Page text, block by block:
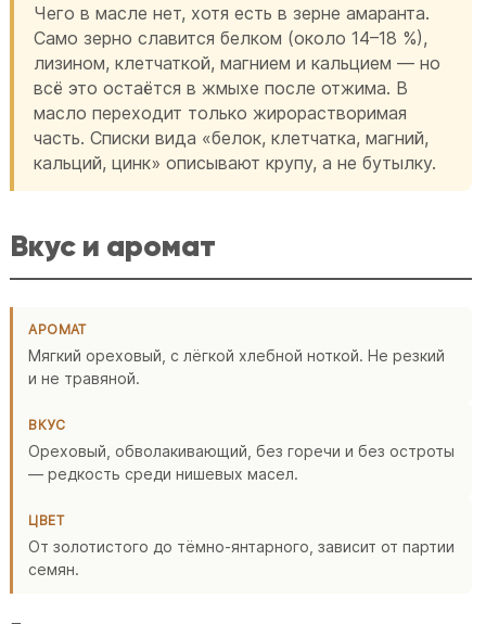
Чего в масле нет, хотя есть в зерне амаранта.
Само зерно славится белком (около 14–18 %),
лизином, клетчаткой, магнием и кальцием — но
всё это остаётся в жмыхе после отжима. В
масло переходит только жирорастворимая
часть. Списки вида «белок, клетчатка, магний,
кальций, цинк» описывают крупу, а не бутылку.
Вкус и аромат
АРОМАТ
Мягкий ореховый, с лёгкой хлебной ноткой. Не резкий
и не травяной.
ВКУС
Ореховый, обволакивающий, без горечи и без остроты
— редкость среди нишевых масел.
ЦВЕТ
От золотистого до тёмно-янтарного, зависит от партии
семян.